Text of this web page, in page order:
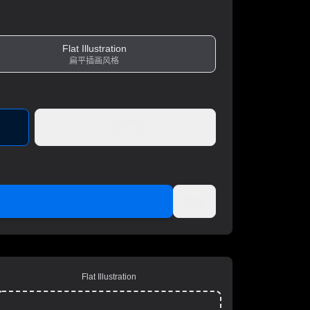
Flat Illustration
扁平插画风格
Flat Illustration